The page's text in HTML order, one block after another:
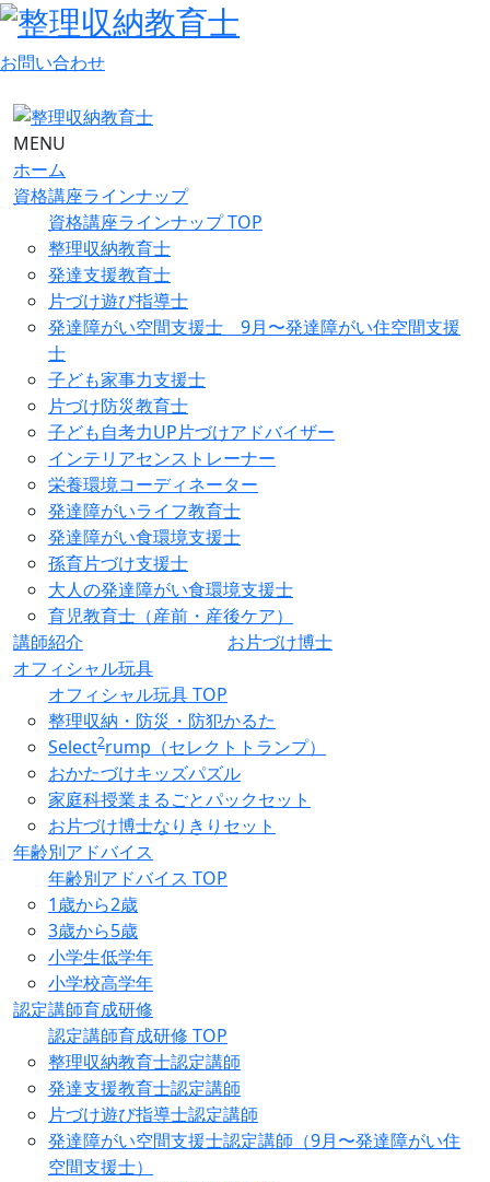
お問い合わせ
MENU
ホーム
資格講座ラインナップ
資格講座ラインナップ TOP
整理収納教育士
発達支援教育士
片づけ遊び指導士
発達障がい空間支援士 9月〜発達障がい住空間支援
士
子ども家事力支援士
片づけ防災教育士
子ども自考力UP片づけアドバイザー
インテリアセンストレーナー
栄養環境コーディネーター
発達障がいライフ教育士
発達障がい食環境支援士
孫育片づけ支援士
大人の発達障がい食環境支援士
育児教育士（産前・産後ケア）
講師紹介
お片づけ博士
オフィシャル玩具
オフィシャル玩具 TOP
整理収納・防災・防犯かるた
Select2rump（セレクトトランプ）
おかたづけキッズパズル
家庭科授業まるごとパックセット
お片づけ博士なりきりセット
年齢別アドバイス
年齢別アドバイス TOP
1歳から2歳
3歳から5歳
小学生低学年
小学校高学年
認定講師育成研修
認定講師育成研修 TOP
整理収納教育士認定講師
発達支援教育士認定講師
片づけ遊び指導士認定講師
発達障がい空間支援士認定講師（9月〜発達障がい住
空間支援士）